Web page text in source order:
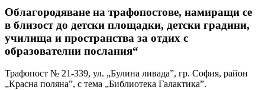
Облагородяване на трафопостове, намиращи се
в близост до детски площадки, детски градини,
училища и пространства за отдих с
образователни послания“
Трафопост № 21-339, ул. „Булина ливада”, гр. София, район
„Красна поляна”, с тема „Библиотека Галактика”.